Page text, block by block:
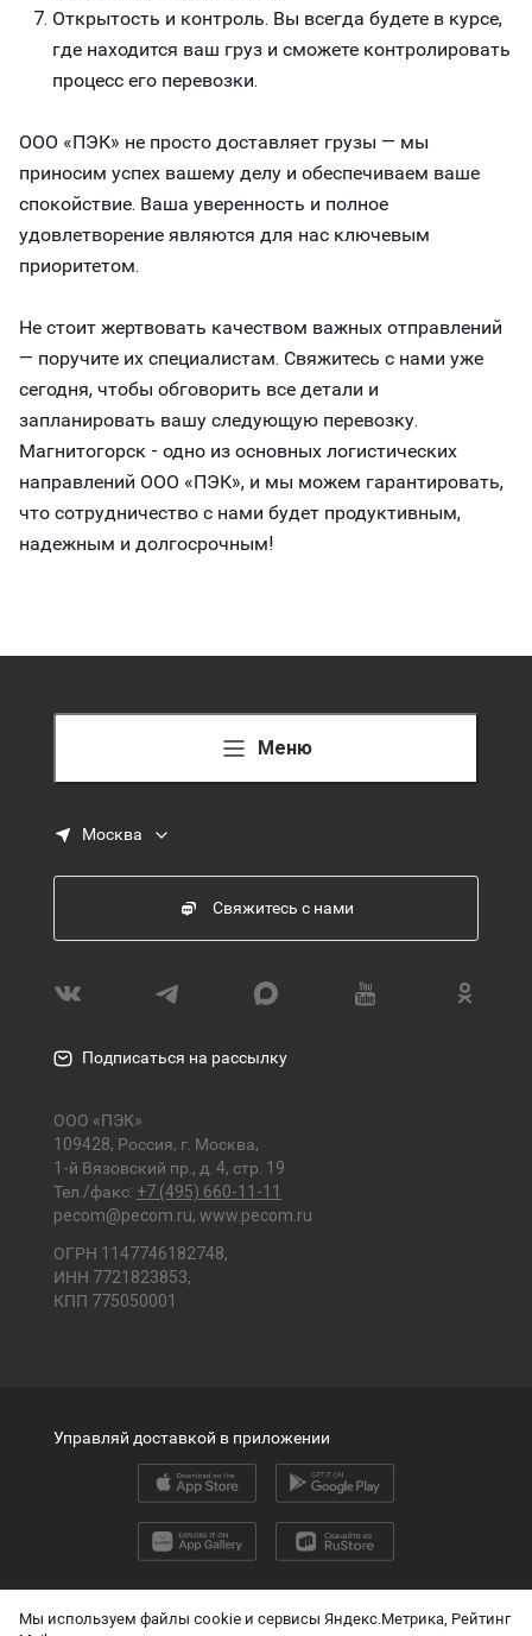
Мы используем файлы cookie и сервисы Яндекс.Метрика, Рейтинг
Открытость и контроль. Вы всегда будете в курсе,
где находится ваш груз и сможете контролировать
процесс его перевозки.
ООО «ПЭК» не просто доставляет грузы — мы
приносим успех вашему делу и обеспечиваем ваше
спокойствие. Ваша уверенность и полное
удовлетворение являются для нас ключевым
приоритетом.
Не стоит жертвовать качеством важных отправлений
— поручите их специалистам. Свяжитесь с нами уже
сегодня, чтобы обговорить все детали и
запланировать вашу следующую перевозку.
Магнитогорск - одно из основных логистических
направлений ООО «ПЭК», и мы можем гарантировать,
что сотрудничество с нами будет продуктивным,
надежным и долгосрочным!
Меню
Москва
Свяжитесь с нами
Подписаться на рассылку
ООО «ПЭК»
109428, Россия, г. Москва,
1-й Вязовский пр., д. 4, стр. 19
Тел./факс: +7 (495) 660-11-11
pecom@pecom.ru, www.pecom.ru
ОГРН 1147746182748,
ИНН 7721823853,
КПП 775050001
2026 © ООО «ПЭК»
Управляй доставкой в приложении